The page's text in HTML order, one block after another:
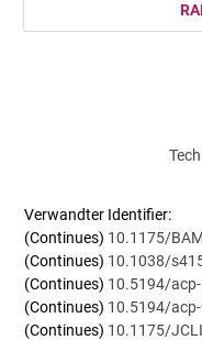
Verwandter Identifier:
(Continues) 10.1175/
(Continues) 10.1038/
(Continues) 10.5194/
(Continues) 10.5194/
(Continues) 10.1175/